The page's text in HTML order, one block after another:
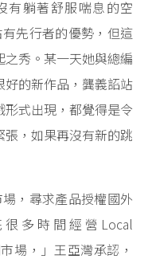
有躺著舒服喘息的空
先行者的優勢，但這
秀。某一天她與總編
的新作品，龔義詔站
式出現，都覺得是令
，如果再沒有新的跳
，尋求產品授權國外
多時間經營Local
場，」王亞灣承認，